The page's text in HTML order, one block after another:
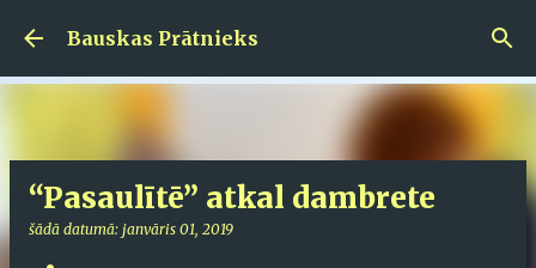
Pāriet uz galveno saturu
Bauskas Prātnieks
“Pasaulītē” atkal dambrete
šādā datumā: janvāris 01, 2019